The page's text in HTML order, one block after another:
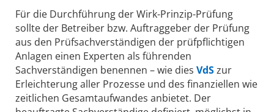
Für die Durchführung der Wirk-Prinzip-Prüfung
sollte der Betreiber bzw. Auftraggeber der Prüfung
aus den Prüfsachverständigen der prüfpflichtigen
Anlagen einen Experten als führenden
Sachverständigen benennen – wie dies VdSzur
Erleichterung aller Prozesse und des finanziellen wie
zeitlichen Gesamtaufwandes anbietet. Der